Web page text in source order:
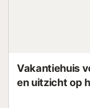
Vakantiehuis
en uitzicht op